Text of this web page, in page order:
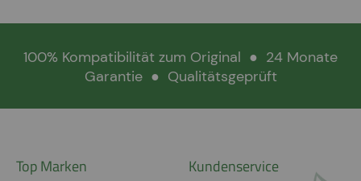
100% Kompatibilität zum Original ● 24 Monate
Garantie ● Qualitätsgeprüft
Top Marken Kundenservice